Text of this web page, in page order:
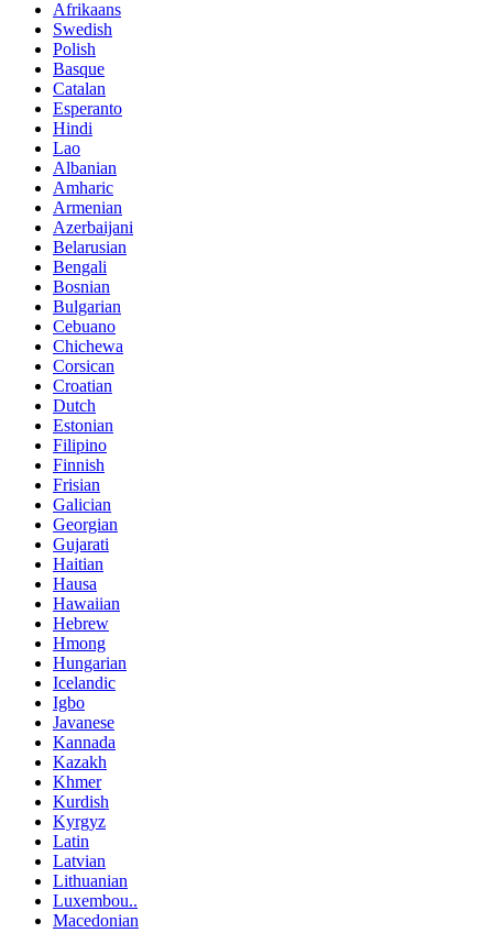
Afrikaans
Swedish
Polish
Basque
Catalan
Esperanto
Hindi
Lao
Albanian
Amharic
Armenian
Azerbaijani
Belarusian
Bengali
Bosnian
Bulgarian
Cebuano
Chichewa
Corsican
Croatian
Dutch
Estonian
Filipino
Finnish
Frisian
Galician
Georgian
Gujarati
Haitian
Hausa
Hawaiian
Hebrew
Hmong
Hungarian
Icelandic
Igbo
Javanese
Kannada
Kazakh
Khmer
Kurdish
Kyrgyz
Latin
Latvian
Lithuanian
Luxembou..
Macedonian